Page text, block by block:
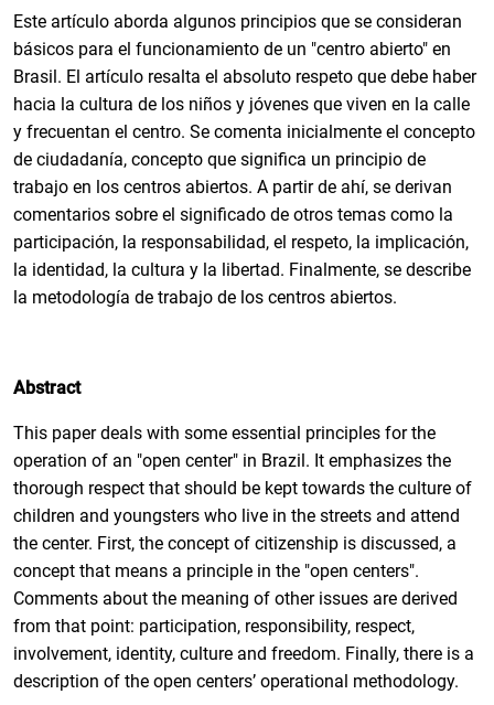
Este artículo aborda algunos principios que se consideran
básicos para el funcionamiento de un "centro abierto" en
Brasil. El artículo resalta el absoluto respeto que debe haber
hacia la cultura de los niños y jóvenes que viven en la calle
y frecuentan el centro. Se comenta inicialmente el concepto
de ciudadanía, concepto que significa un principio de
trabajo en los centros abiertos. A partir de ahí, se derivan
comentarios sobre el significado de otros temas como la
participación, la responsabilidad, el respeto, la implicación,
la identidad, la cultura y la libertad. Finalmente, se describe
la metodología de trabajo de los centros abiertos.
Abstract
This paper deals with some essential principles for the
operation of an "open center" in Brazil. It emphasizes the
thorough respect that should be kept towards the culture of
children and youngsters who live in the streets and attend
the center. First, the concept of citizenship is discussed, a
concept that means a principle in the "open centers".
Comments about the meaning of other issues are derived
from that point: participation, responsibility, respect,
involvement, identity, culture and freedom. Finally, there is a
description of the open centers’ operational methodology.